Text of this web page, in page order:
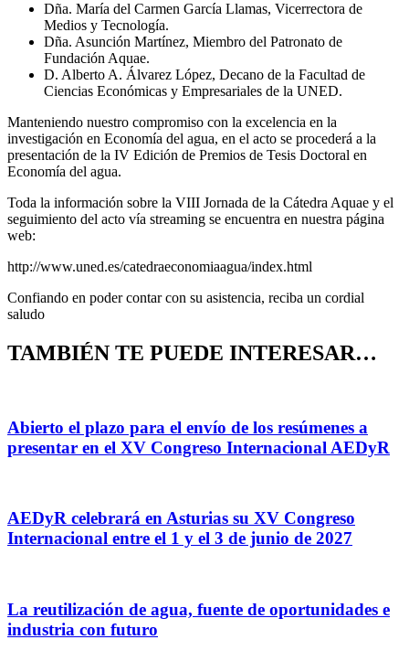
Dña. María del Carmen García Llamas, Vicerrectora de
Medios y Tecnología.
Dña. Asunción Martínez, Miembro del Patronato de
Fundación Aquae.
D. Alberto A. Álvarez López, Decano de la Facultad de
Ciencias Económicas y Empresariales de la UNED.
Manteniendo nuestro compromiso con la excelencia en la
investigación en Economía del agua, en el acto se procederá a la
presentación de la IV Edición de Premios de Tesis Doctoral en
Economía del agua.
Toda la información sobre la VIII Jornada de la Cátedra Aquae y el
seguimiento del acto vía streaming se encuentra en nuestra página
web:
http://www.uned.es/catedraeconomiaagua/index.html
Confiando en poder contar con su asistencia, reciba un cordial
saludo
TAMBIÉN TE PUEDE INTERESAR…
Abierto el plazo para el envío de los resúmenes a
presentar en el XV Congreso Internacional AEDyR
AEDyR celebrará en Asturias su XV Congreso
Internacional entre el 1 y el 3 de junio de 2027
La reutilización de agua, fuente de oportunidades e
industria con futuro